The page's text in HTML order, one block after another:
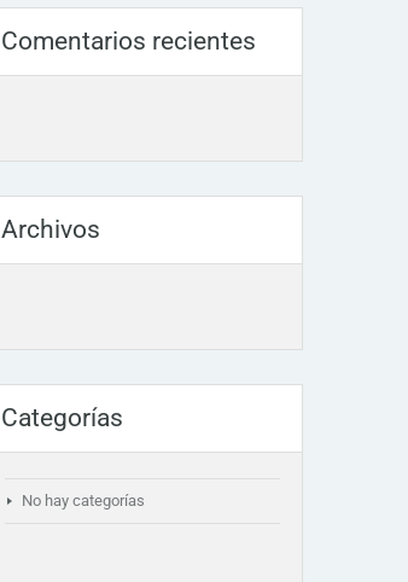
Comentarios recientes
Archivos
Categorías
No hay categorías